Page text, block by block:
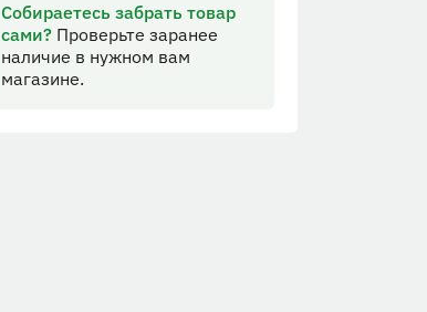
Собираетесь забрать товар
сами?Проверьте заранее
наличие в нужном вам
магазине.